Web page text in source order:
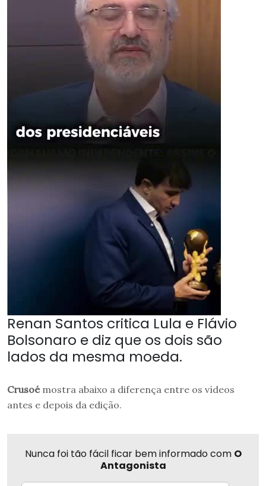
Renan Santos critica Lula e Flávio
Bolsonaro e diz que os dois são
lados da mesma moeda.
Crusoémostra abaixo a diferença entre os vídeos
antes e depois da edição.
Nunca foi tão fácil ficar bem informado com O
Antagonista